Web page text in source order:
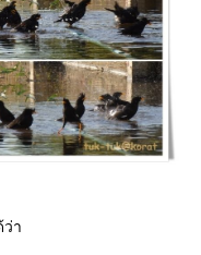
ว่า